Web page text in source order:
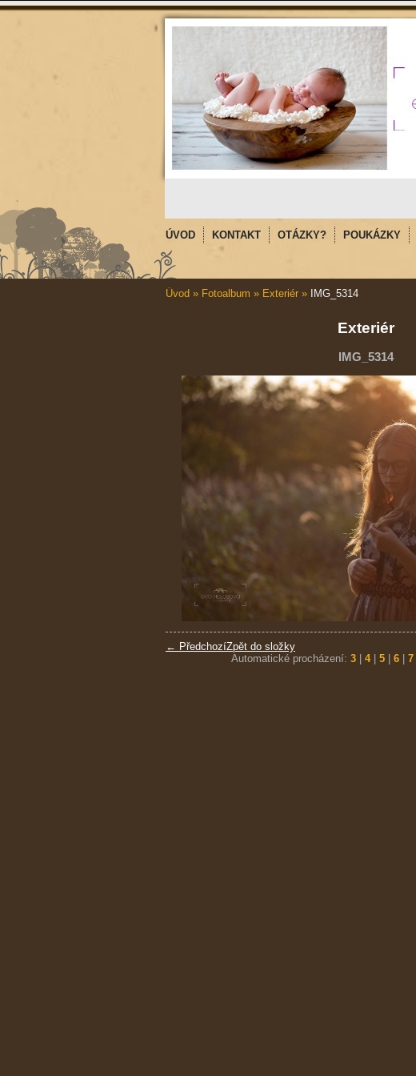
ÚVOD KONTAKT OTÁZKY? POUKÁZKY
Úvod » Fotoalbum » Exteriér » IMG_5314
Exteriér
IMG_5314
← PředchozíZpět do složky
Automatické procházení: 3 | 4| 5 | 6 | 7